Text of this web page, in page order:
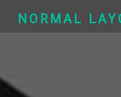
content
NORMAL